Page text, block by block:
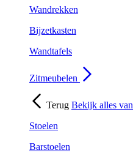
Wandrekken
Bijzetkasten
Wandtafels
Zitmeubelen
Terug Bekijk alles van
Stoelen
Barstoelen